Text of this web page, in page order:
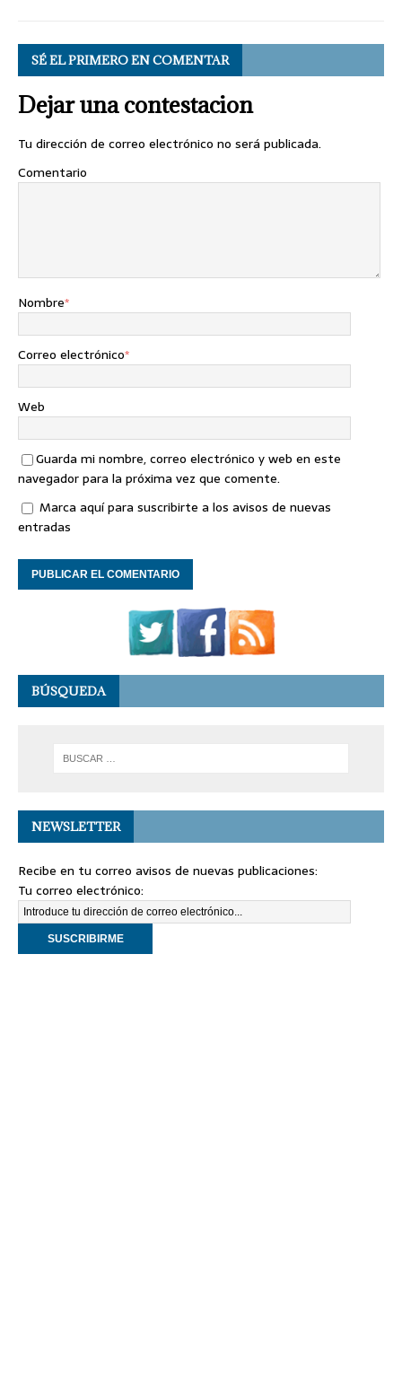
SÉ EL PRIMERO EN COMENTAR
Dejar una contestacion
Tu dirección de correo electrónico no será publicada.
Comentario
Nombre*
Correo electrónico*
Web
Guarda mi nombre, correo electrónico y web en este
navegador para la próxima vez que comente.
Marca aquí para suscribirte a los avisos de nuevas
entradas
BÚSQUEDA
NEWSLETTER
Recibe en tu correo avisos de nuevas publicaciones:
Tu correo electrónico: